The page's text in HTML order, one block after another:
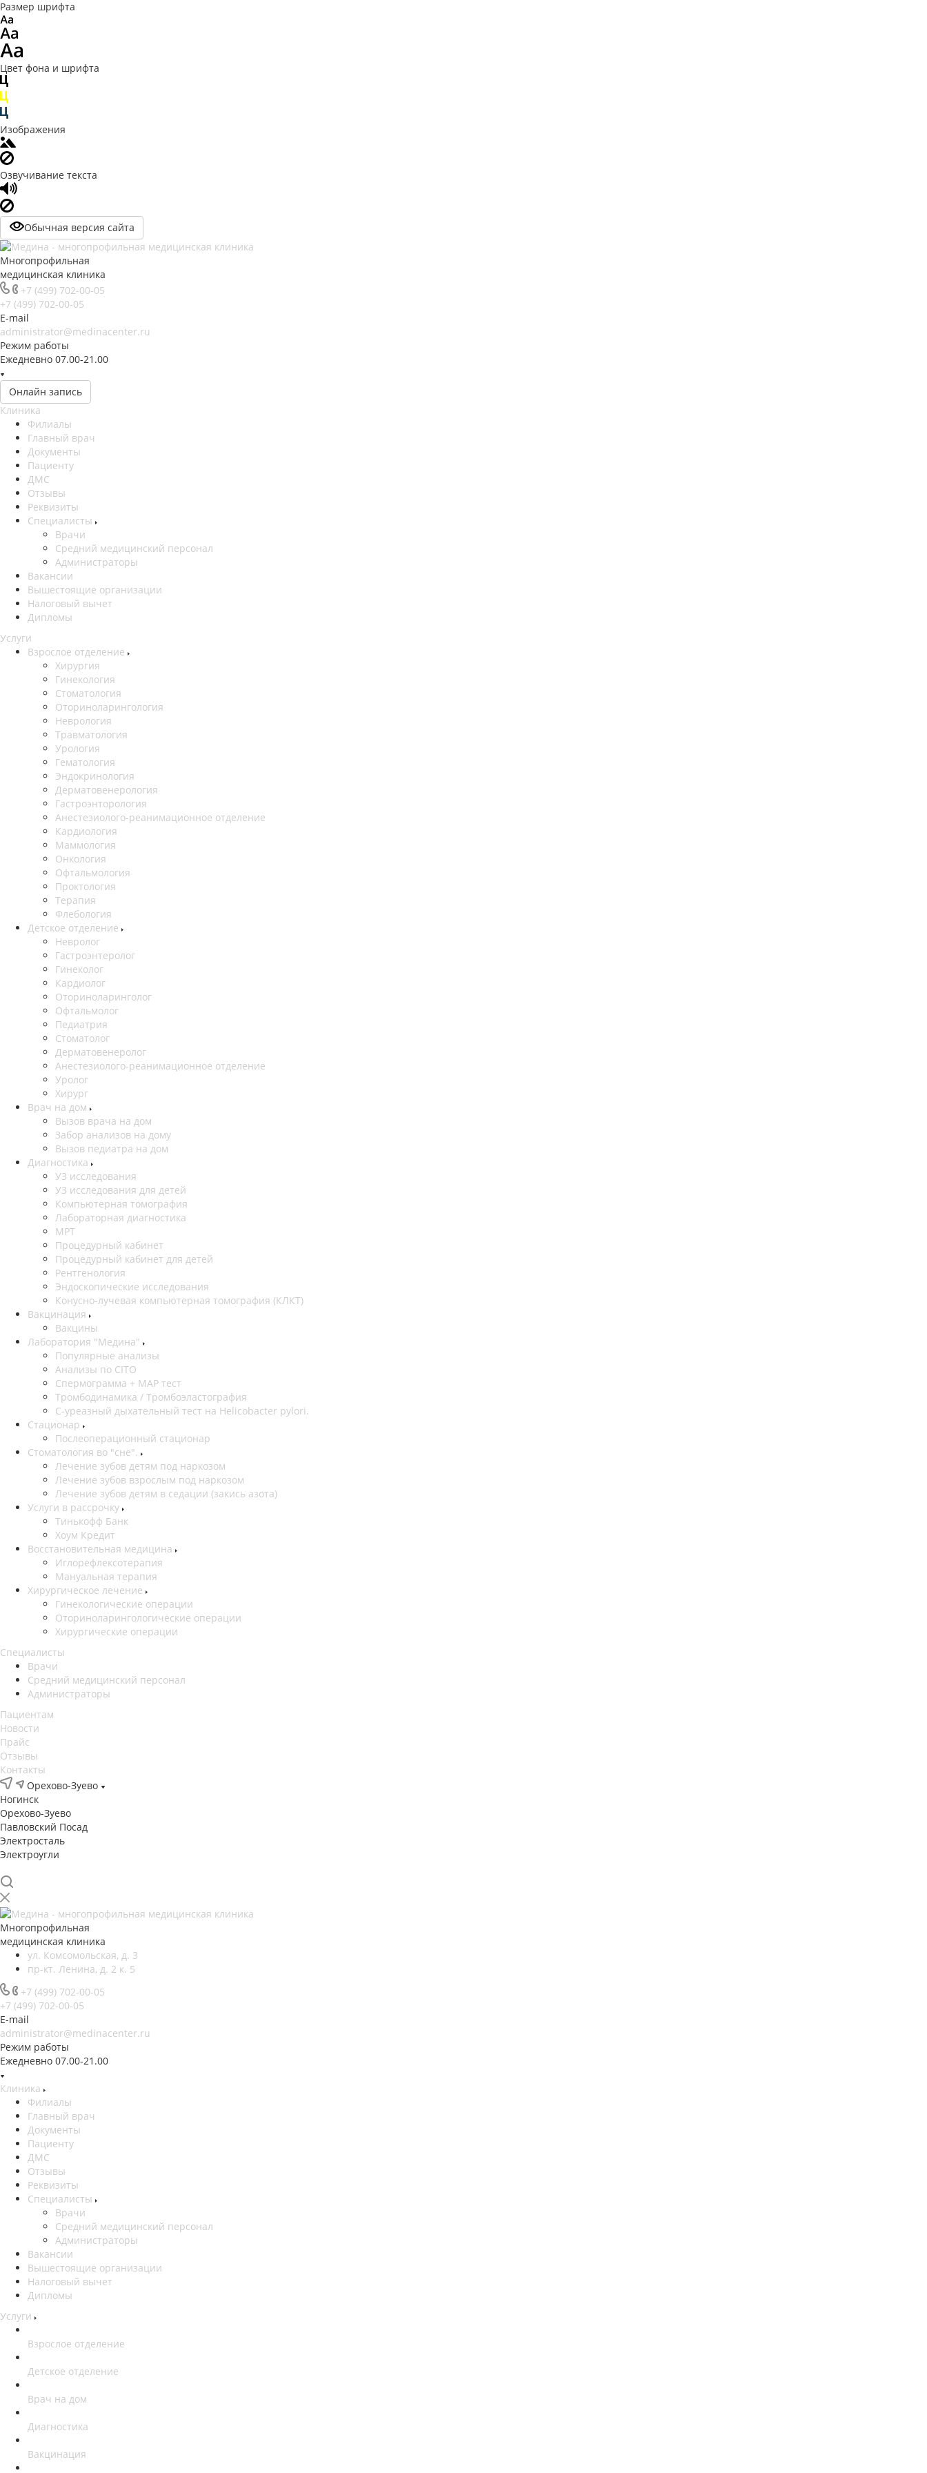
Размер шрифта
Цвет фона и шрифта
Изображения
Озвучивание текста
Обычная версия сайта
Многопрофильная
медицинская клиника
+7 (499) 702-00-05
+7 (499) 702-00-05
E-mail
administrator@medinacenter.ru
Режим работы
Ежедневно 07.00-21.00
Онлайн запись
Клиника
Филиалы
Главный врач
Документы
Пациенту
ДМС
Отзывы
Реквизиты
Специалисты
Врачи
Средний медицинский персонал
Администраторы
Вакансии
Вышестоящие организации
Налоговый вычет
Дипломы
Услуги
Взрослое отделение
Хирургия
Гинекология
Стоматология
Оториноларингология
Неврология
Травматология
Урология
Гематология
Эндокринология
Дерматовенерология
Гастроэнторология
Анестезиолого-реанимационное отделение
Кардиология
Маммология
Онкология
Офтальмология
Проктология
Терапия
Флебология
Детское отделение
Невролог
Гастроэнтеролог
Гинеколог
Кардиолог
Оториноларинголог
Офтальмолог
Педиатрия
Стоматолог
Дерматовенеролог
Анестезиолого-реанимационное отделение
Уролог
Хирург
Врач на дом
Вызов врача на дом
Забор анализов на дому
Вызов педиатра на дом
Диагностика
УЗ исследования
УЗ исследования для детей
Компьютерная томография
Лабораторная диагностика
МРТ
Процедурный кабинет
Процедурный кабинет для детей
Рентгенология
Эндоскопические исследования
Конусно-лучевая компьютерная томография (КЛКТ)
Вакцинация
Вакцины
Лаборатория "Медина"
Популярные анализы
Анализы по CITO
Спермограмма + МАР тест
Тромбодинамика / Тромбоэластография
С-уреазный дыхательный тест на Helicobacter pylori.
Стационар
Послеоперационный стационар
Стоматология во "сне".
Лечение зубов детям под наркозом
Лечение зубов взрослым под наркозом
Лечение зубов детям в седации (закись азота)
Услуги в рассрочку
Тинькофф Банк
Хоум Кредит
Восстановительная медицина
Иглорефлексотерапия
Мануальная терапия
Хирургическое лечение
Гинекологические операции
Оториноларингологические операции
Хирургические операции
Специалисты
Врачи
Средний медицинский персонал
Администраторы
Пациентам
Новости
Прайс
Отзывы
Контакты
Орехово-Зуево
Ногинск
Орехово-Зуево
Павловский Посад
Электросталь
Электроугли
Многопрофильная
медицинская клиника
ул. Комсомольская, д. 3
пр-кт. Ленина, д. 2 к. 5
+7 (499) 702-00-05
+7 (499) 702-00-05
E-mail
administrator@medinacenter.ru
Режим работы
Ежедневно 07.00-21.00
Клиника
Филиалы
Главный врач
Документы
Пациенту
ДМС
Отзывы
Реквизиты
Специалисты
Врачи
Средний медицинский персонал
Администраторы
Вакансии
Вышестоящие организации
Налоговый вычет
Дипломы
Услуги
Взрослое отделение
Детское отделение
Врач на дом
Диагностика
Вакцинация